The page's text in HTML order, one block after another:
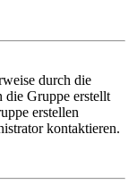
durch die
Gruppe erstellt
erstellen
kontaktieren.